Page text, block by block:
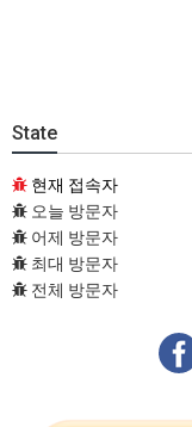
State
현재 접속자
오늘 방문자
어제 방문자
최대 방문자
전체 방문자